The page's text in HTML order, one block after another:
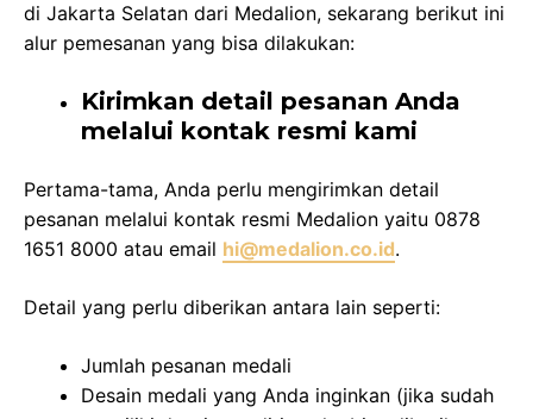
di Jakarta Selatan dari Medalion, sekarang berikut ini
alur pemesanan yang bisa dilakukan:
Kirimkan detail pesanan Anda
melalui kontak resmi kami
Pertama-tama, Anda perlu mengirimkan detail
pesanan melalui kontak resmi Medalion yaitu 0878
1651 8000 atau email hi@medalion.co.id.
Detail yang perlu diberikan antara lain seperti:
Jumlah pesanan medali
Desain medali yang Anda inginkan (jika sudah